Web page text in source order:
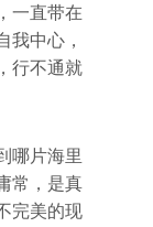
一直带在
我中心，
行不通就
哪片海里
常，是真
完美的现